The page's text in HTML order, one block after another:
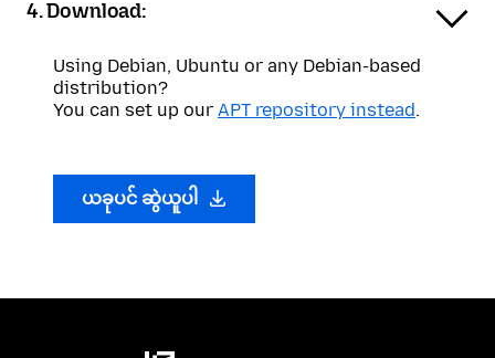
4. Download:
Using Debian, Ubuntu or any Debian-based
distribution?
You can set up our APT repository instead.
ယခုပင် ဆွဲယူပါ